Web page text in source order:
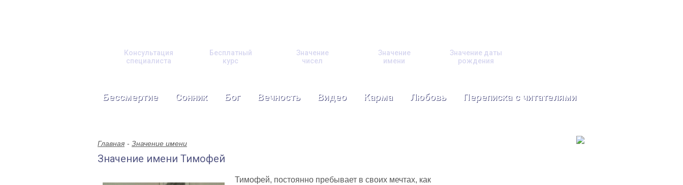
Консультация
специалиста
Бесплатный
курс
Значение
чисел
Значение
имени
Значение даты
рождения
Бессмертие Сонник Бог Вечность Видео Карма Любовь Переписка с читателями
Главная Значение имени
Значение имени Тимофей
Тимофей, постоянно пребывает в своих мечтах, как